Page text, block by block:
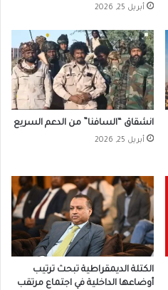
أبريل 25, 2026
انشقاق “السافنا” من الدعم السريع
أبريل 25, 2026
الكتلة الديمقراطية تبحث ترتيب
أوضاعها الداخلية في اجتماع مرتقب